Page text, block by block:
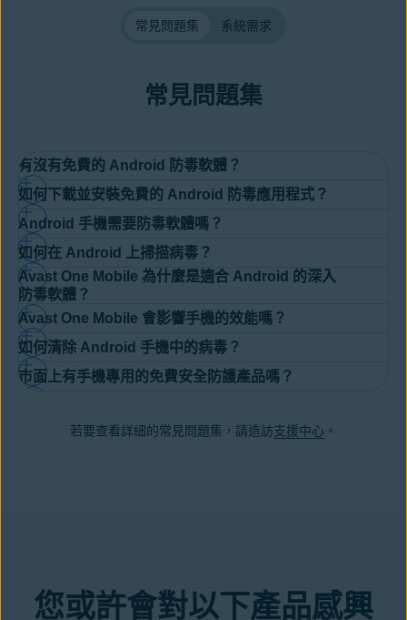
常見問題集 系統需求
常見問題集
有沒有免費的 Android 防毒軟體？
是的，市面上的 Android 防毒選項豐富多元，保護裝置安全的功能
與優勢各有千秋。Avast One Mobile 是我們最頂尖的 Android 安
全應用程式，其提供的免費防護能為您抵禦病毒與間諜軟體。此
外，它還能強化對其他惡意軟體的防護力，並內建了釋放儲存空間
的清理工具。我們應用程式的防詐騙功能也能協助您分辨可疑的網
路訊息、優惠活動等資訊，讓您做出更安全的選擇。升級完成後，
您將能解鎖Premium Security 的進階功能，像是使用 PIN 碼或指
紋將應用程式與相片上鎖，強化隱私保護。
如何下載並安裝免費的 Android 防毒應用程式？
很簡單。請參考下方說明，瞭解如何下載 Avast One Mobile 之類
的免費防毒應用程式：
前往Google Play 商店
按一下「安裝」，將安全防護應用程式下載到您的裝置。
設定完成後，即可執行首次的智能掃描，檢查您的裝置是否隱藏任
何威脅。
Android 手機需要防毒軟體嗎？
是的，Android 裝置或許比較不容易感染病毒，但是除了病毒之
外，手機仍然會面臨其他網路威脅的侵擾，如廣告軟體、
及勒索軟體。儘管 Android 有內建的防護機制，不過在面對新型或
進階行動威脅的情況下，這些保護措施可能猶嫌不足。Avast One
Mobile 提供搭載 AI 技術的詐騙防護，能協助您迴避偽造網站、可
疑簡訊及沒興趣的優惠資訊。它能協助您提高警覺、洞燭機先，還
能在您發現可疑或異常情況時，即時提供專業指引。
如何在 Android 上掃描病毒？
養成定期執行病毒掃描的良好習慣，不僅能避免病毒和其他惡意軟
體侵害，還能維護行動裝置整體安全。您可以使用
下載免費的 Android 病毒掃描程式 (如 Avast One Mobile)。這是
掃描 Android 裝置是否潛藏病毒或其他威脅最快速的方法之一。如
果執行智能掃描後偵測到病毒，程式會提醒您移除病毒
鬆、快速地清除查獲的風險。
Avast One Mobile 為什麼是適合 Android 的深入
防毒軟體？
Avast One Mobile 是目前市面上 Android 使用者專用的
程式當中，功能最完備的其中一個選擇。
機或平板電腦，抵禦間諜軟體、勒索軟體及其他進階的惡意軟體類
型。
病毒清除工具和惡意軟體清除工具 ，迅速消滅威脅。
Avast One Mobile 會影響手機的效能嗎？
Avast One Mobile 不會影響您手機的效能。它會在背景執行，既
不耗電，也不影響手機速度。如果手機速度開始變慢，請瞭解如何
如何清除 Android 手機中的病毒？
下載 Avast One Mobile。我們的 Android 防毒軟體不僅可以掃描
Wi-Fi，它也可以幫您檢查這些網路的安全性。
市面上有手機專用的免費安全防護產品嗎？
優質首選。它可以掃描您的手機或平板電腦是否有惡意軟體，以及
若要查看詳細的常見問題集，請造訪支援中心 。
您或許會對以下產品感興